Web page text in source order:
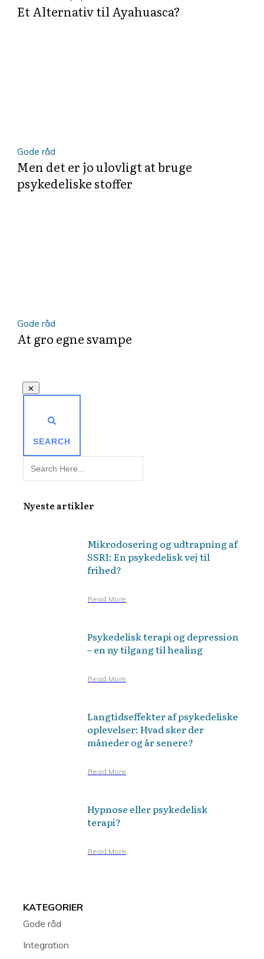
Et Alternativ til Ayahuasca?
Gode råd
Men det er jo ulovligt at bruge
psykedeliske stoffer
Gode råd
At gro egne svampe
SEARCH
Nyeste artikler
Mikrodosering og udtrapning af
SSRI: En psykedelisk vej til
frihed?
Read More
Psykedelisk terapi og depression
– en ny tilgang til healing
Read More
Langtidseffekter af psykedeliske
oplevelser: Hvad sker der
måneder og år senere?
Read More
Hypnose eller psykedelisk
terapi?
Read More
KATEGORIER
Gode råd
Integration